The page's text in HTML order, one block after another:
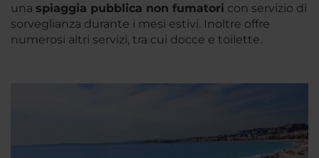
una spiaggia pubblica non fumatori con servizio di
sorveglianza durante i mesi estivi. Inoltre offre
numerosi altri servizi, tra cui docce e toilette.